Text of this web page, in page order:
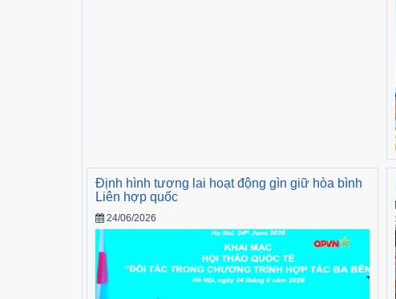
Định hình tương lai hoạt động gìn giữ hòa bình
Liên hợp quốc
24/06/2026